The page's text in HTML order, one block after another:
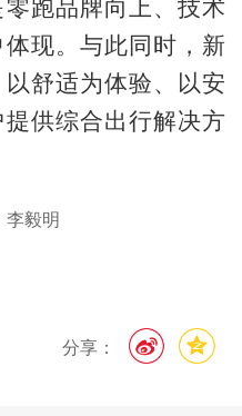
跑品牌向上、技术
现。与此同时，新
舒适为体验、以安
供综合出行解决方
李毅明
分享：